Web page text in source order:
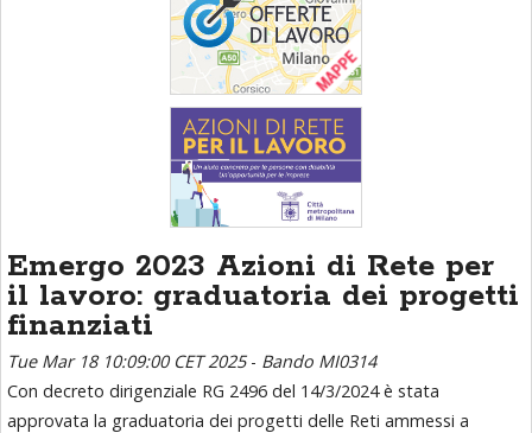
Emergo 2023 Azioni di Rete per
il lavoro: graduatoria dei progetti
finanziati
Tue Mar 18 10:09:00 CET 2025- Bando MI0314
Con decreto dirigenziale RG 2496 del 14/3/2024 è stata
approvata la graduatoria dei progetti delle Reti ammessi a